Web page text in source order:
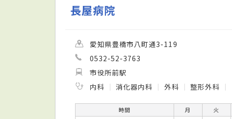
長屋病院
愛知県豊橋市八町通3-119
0532-52-3763
市役所前駅
内科
消化器内科 外科 整形外科
時間 月 火